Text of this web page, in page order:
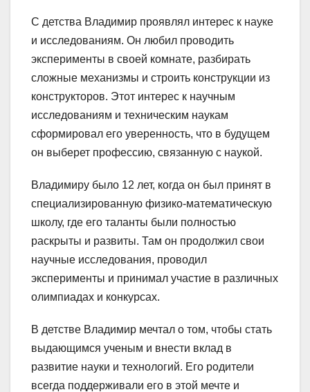
С детства Владимир проявлял интерес к науке
и исследованиям. Он любил проводить
эксперименты в своей комнате, разбирать
сложные механизмы и строить конструкции из
конструкторов. Этот интерес к научным
исследованиям и техническим наукам
сформировал его уверенность, что в будущем
он выберет профессию, связанную с наукой.
Владимиру было 12 лет, когда он был принят в
специализированную физико-математическую
школу, где его таланты были полностью
раскрыты и развиты. Там он продолжил свои
научные исследования, проводил
эксперименты и принимал участие в различных
олимпиадах и конкурсах.
В детстве Владимир мечтал о том, чтобы стать
выдающимся ученым и внести вклад в
развитие науки и технологий. Его родители
всегда поддерживали его в этой мечте и